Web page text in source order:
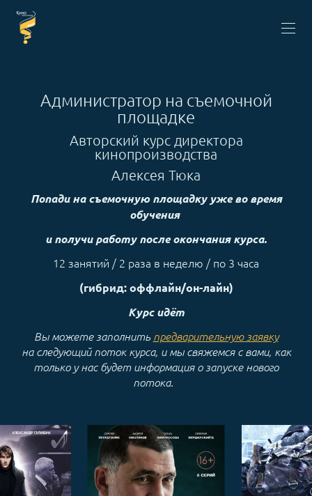
Администратор на съемочной
площадке
Авторский курс директора
кинопроизводства
Алексея Тюка
Попади на съемочную площадку уже во время
обучения
и получи работу после окончания курса.
12 занятий / 2 раза в неделю / по 3 часа
(гибрид: оффлайн/он-лайн)
Курс идёт
Вы можете заполнить предварительную заявку
на следующий поток курса, и мы свяжемся с вами, как
только у нас будет информация о запуске нового
потока.